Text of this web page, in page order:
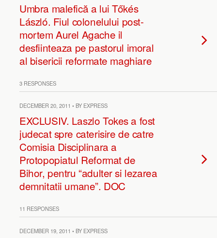
Umbra malefică a lui Tőkés
László. Fiul colonelului post-
mortem Aurel Agache il
desfiinteaza pe pastorul imoral
al bisericii reformate maghiare
3 RESPONSES
DECEMBER 20, 2011 • BY EXPRESS
EXCLUSIV. Laszlo Tokes a fost
judecat spre caterisire de catre
Comisia Disciplinara a
Protopopiatul Reformat de
Bihor, pentru “adulter si lezarea
demnitatii umane”. DOC
11 RESPONSES
DECEMBER 19, 2011 • BY EXPRESS